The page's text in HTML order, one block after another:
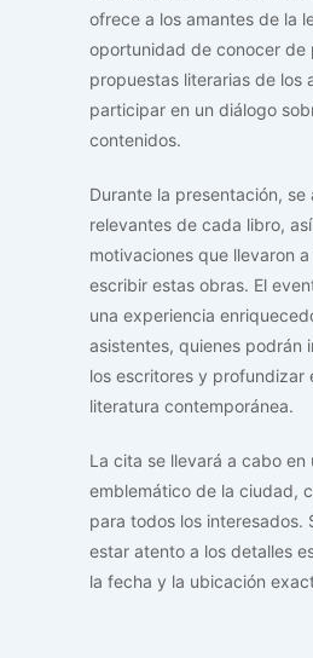
ofrece a los amantes de la
oportunidad de conocer de
propuestas literarias de los
participar en un diálogo
contenidos.
Durante la presentación,
relevantes de cada libro,
motivaciones que llevaron
escribir estas obras. El
una experiencia
asistentes, quienes podrán
los escritores y profundizar
literatura contemporánea.
La cita se llevará a cabo en
emblemático de la ciudad,
para todos los interesados.
estar atento a los detalles
la fecha y la ubicación